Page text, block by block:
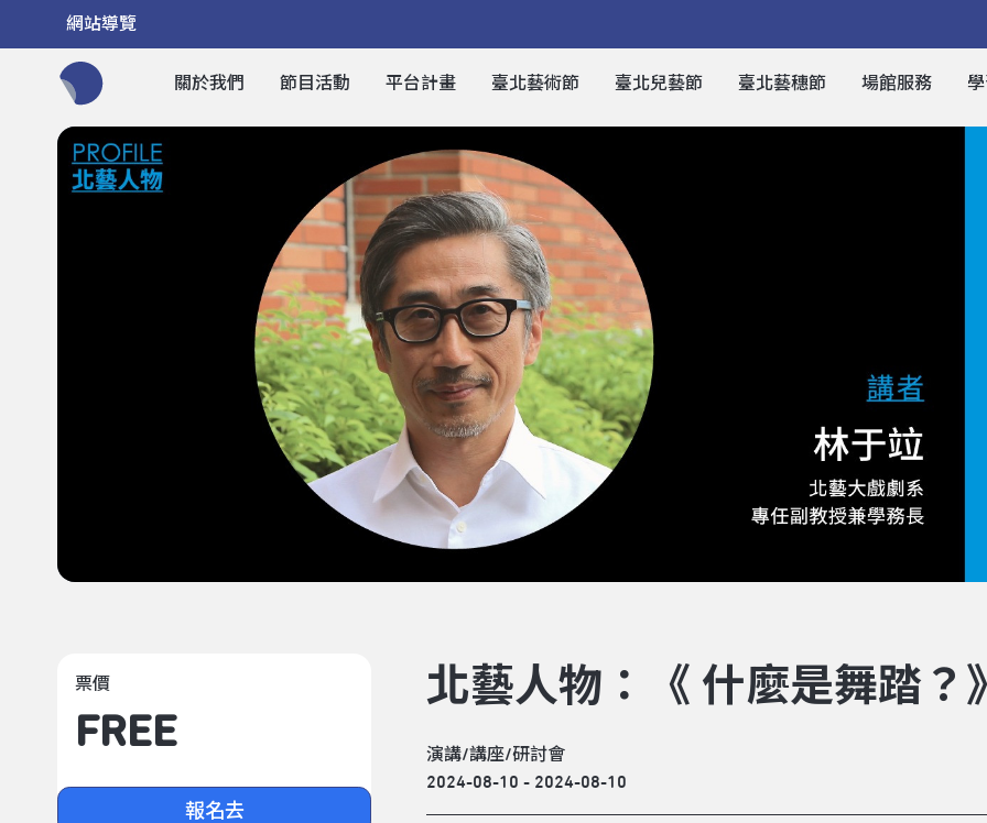
網站導覽
關於我們 節目活動 平台計畫 臺北藝術節 臺北兒藝節 臺北藝穗節 場館服務
票價
FREE
報名去
北藝人物：《 什麼是舞踏？
演講/講座/研討會
2024-08-10 - 2024-08-10